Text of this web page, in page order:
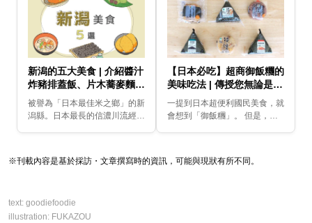
新潟的五大美食 | 介紹醬汁
炸豬排蓋飯、片木蕎麥麵、
笹團子等
被譽為「日本最佳米之鄉」的新
潟縣。日本最長的信濃川流經此
清酒非常有名，但也有...
【日本必吃】超商御飯糰的
美味吃法 | 傳授您無論是誰
皆能優雅打開包裝的秘訣！
一提到日本超便利國民美食，就
會想到「御飯糰」。 但是，我
糰的開封秘訣，...
※刊載內容是基於採訪・文章撰寫時的資訊，可能與現狀有所不同。
text: goodiefoodie
illustration: FUKAZOU